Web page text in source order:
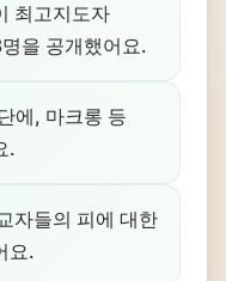
최고지도자
을 공개했어요.
에, 마크롱 등
.
자들의 피에 대한
요.